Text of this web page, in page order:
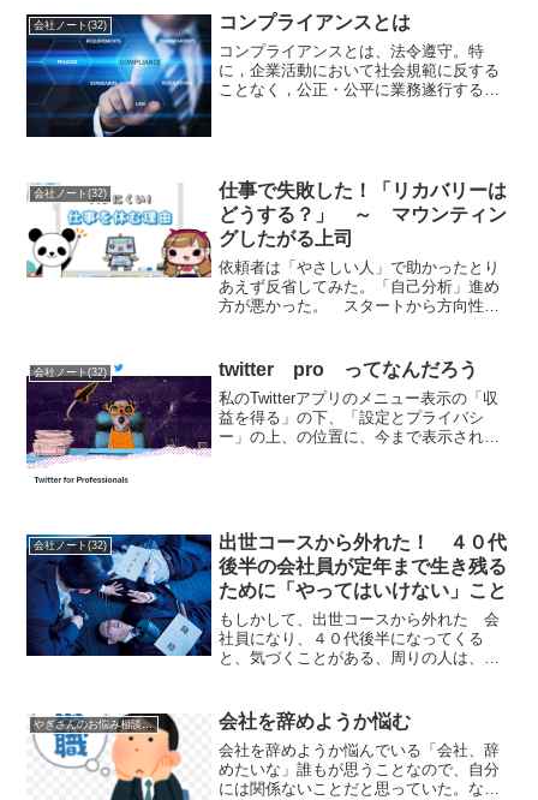
会社ノート(32) コンプライアンスとは
コンプライアンスとは、法令遵守。特
に，企業活動において社会規範に反する
ことなく，公正・公平に業務遂行するこ
会社ノート(32)
仕事で失敗した！「リカバリーは
どうする？」 ～ マウンティン
グしたがる上司
依頼者は「やさしい人」で助かったとり
あえず反省してみた。「自己分析」進め
方が悪かった。 スタートから方向性が
思っていた。 自分でやりたかった仕事
であった。 実績をアピー...
会社ノート(32) twitter pro ってなんだろう
私のTwitterアプリのメニュー表示の「収
益を得る」の下、「設定とプライバシ
ー」の上、の位置に、今まで表示されて
会社ノート(32)
出世コースから外れた！ ４０代
後半の会社員が定年まで生き残る
ために「やってはいけない」こと
もしかして、出世コースから外れた 会
社員になり、４０代後半になってくる
と、気づくことがある、周りの人は、出
れなりに仕事は、楽しくやっているが、
会社は許してくれない。 そ...
やぎさんのお悩み相談メモ(50) 会社を辞めようか悩む
会社を辞めようか悩んでいる「会社、辞
めたいな」誰もが思うことなので、自分
には関係ないことだと思っていた。なぜ